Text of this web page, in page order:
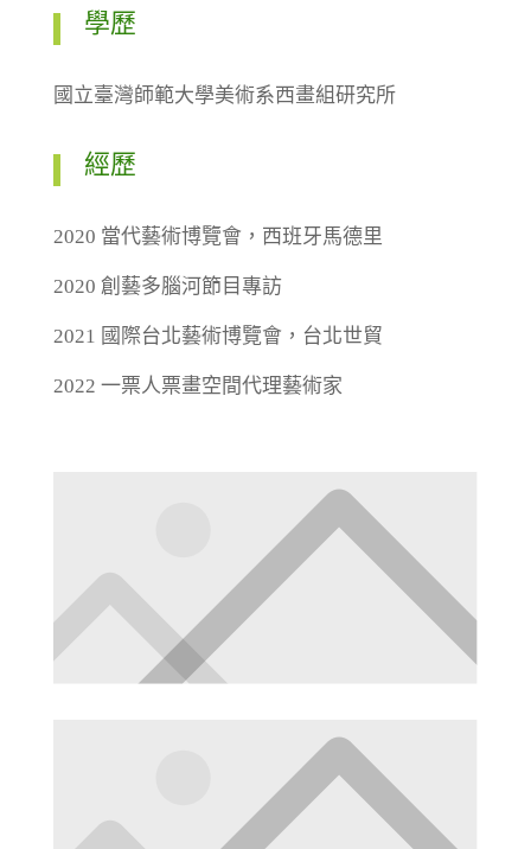
學歷
國立臺灣師範大學美術系西畫組研究所
經歷
2020 當代藝術博覽會，西班牙馬德里
2020 創藝多腦河節目專訪
2021 國際台北藝術博覽會，台北世貿
2022 一票人票畫空間代理藝術家